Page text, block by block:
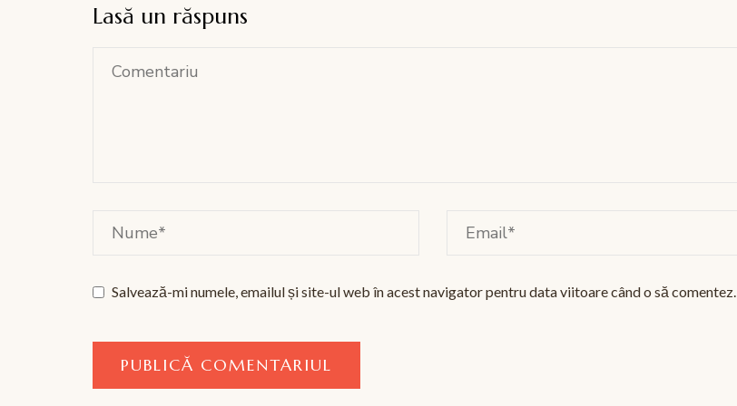
Lasă un răspuns
Salvează-mi numele, emailul și site-ul web în acest navigator pentru data viitoare când o să comentez.